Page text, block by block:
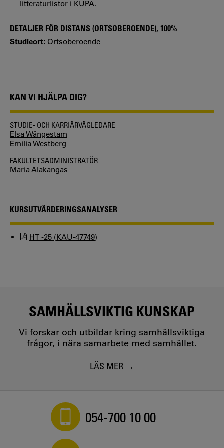
litteraturlistor i KUPA.
DETALJER FÖR DISTANS (ORTSOBEROENDE), 100%
Studieort: Ortsoberoende
KAN VI HJÄLPA DIG?
STUDIE- OCH KARRIÄRVÄGLEDARE
Elsa Wängestam
Emilia Westberg
FAKULTETSADMINISTRATÖR
Maria Alakangas
KURSUTVÄRDERINGSANALYSER
HT -25 (KAU-47749)
SAMHÄLLSVIKTIG KUNSKAP
Vi forskar och utbildar kring samhällsviktiga
frågor, i nära samarbete med samhället.
LÄS MER
054-700 10 00